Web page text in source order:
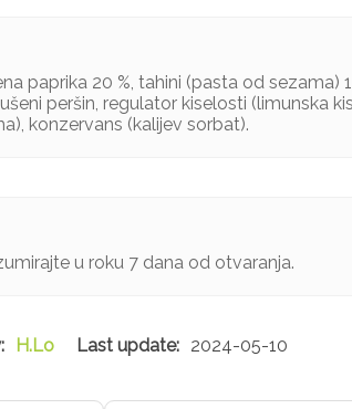
paprika 20 %, tahini (pasta od sezama)
peršin, regulator kiselosti (limunska
konzervans (kalijev sorbat).
u roku 7 dana od otvaranja.
H.Lo 2024-05-10